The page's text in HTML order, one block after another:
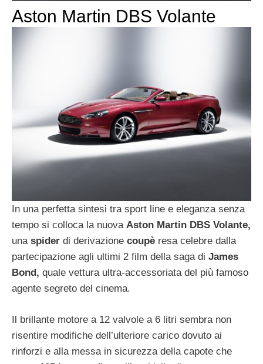
Aston Martin DBS Volante
In una perfetta sintesi tra sport line e eleganza senza
tempo si colloca la nuova Aston Martin DBS Volante,
una spider di derivazione coupè resa celebre dalla
partecipazione agli ultimi 2 film della saga di James
Bond, quale vettura ultra-accessoriata del più famoso
agente segreto del cinema.
Il brillante motore a 12 valvole a 6 litri sembra non
risentire modifiche dell’ulteriore carico dovuto ai
rinforzi e alla messa in sicurezza della capote che